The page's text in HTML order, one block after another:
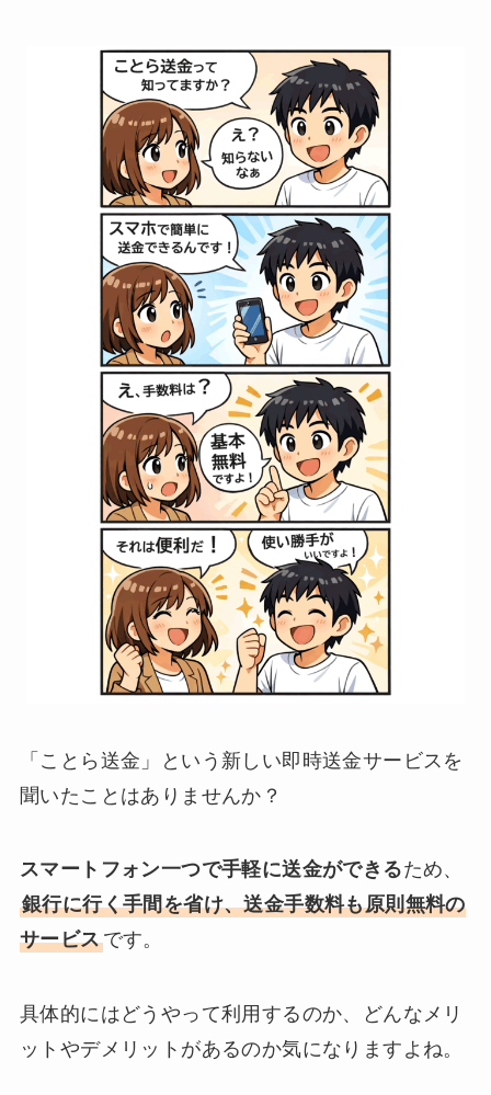
「ことら送金」という新しい即時送金サービスを
聞いたことはありませんか？
スマートフォン一つで手軽に送金ができるため、
銀行に行く手間を省け、送金手数料も原則無料の
サービスです。
具体的にはどうやって利用するのか、どんなメリ
ットやデメリットがあるのか気になりますよね。